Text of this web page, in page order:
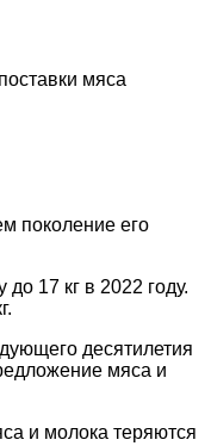
мяса
поколение его
17 кг в 2022 году.
десятилетия
мяса и
и молока теряются